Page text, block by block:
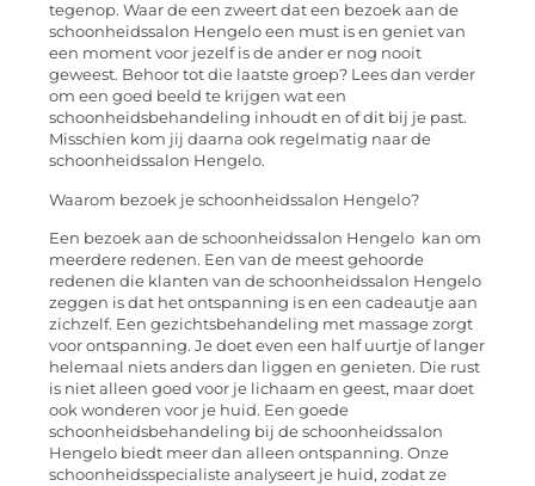
tegenop. Waar de een zweert dat een bezoek aan de
schoonheidssalon Hengelo een must is en geniet van
een moment voor jezelf is de ander er nog nooit
geweest. Behoor tot die laatste groep? Lees dan verder
om een goed beeld te krijgen wat een
schoonheidsbehandeling inhoudt en of dit bij je past.
Misschien kom jij daarna ook regelmatig naar de
schoonheidssalon Hengelo.
Waarom bezoek je schoonheidssalon Hengelo?
Een bezoek aan de schoonheidssalon Hengelo kan om
meerdere redenen. Een van de meest gehoorde
redenen die klanten van de schoonheidssalon Hengelo
zeggen is dat het ontspanning is en een cadeautje aan
zichzelf. Een gezichtsbehandeling met massage zorgt
voor ontspanning. Je doet even een half uurtje of langer
helemaal niets anders dan liggen en genieten. Die rust
is niet alleen goed voor je lichaam en geest, maar doet
ook wonderen voor je huid. Een goede
schoonheidsbehandeling bij de schoonheidssalon
Hengelo biedt meer dan alleen ontspanning. Onze
schoonheidsspecialiste analyseert je huid, zodat ze